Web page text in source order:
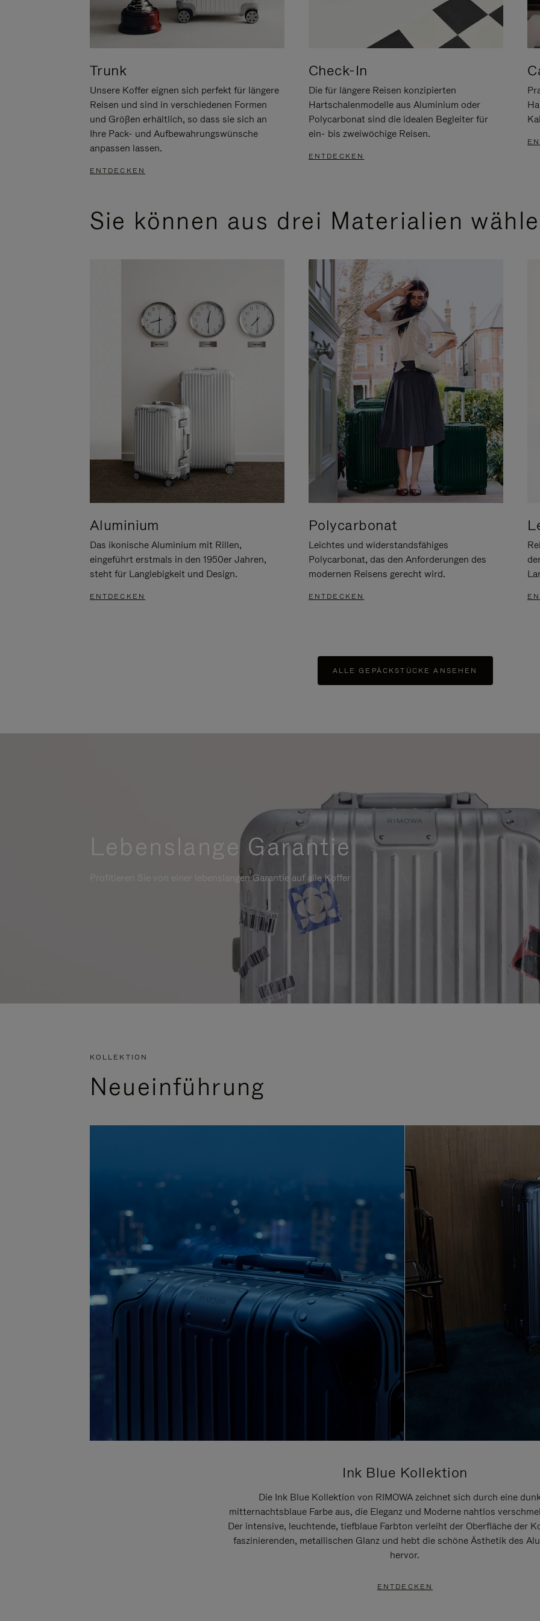
Trunk
Unsere Koffer eignen sich perfekt für längere
Reisen und sind in verschiedenen Formen
und Größen erhältlich, so dass sie sich an
Ihre Pack- und Aufbewahrungswünsche
anpassen lassen.
ENTDECKEN
Check-In
Die für längere Reisen konzipierten
Hartschalenmodelle aus Aluminium oder
Polycarbonat sind die idealen Begleiter für
ein- bis zweiwöchige Reisen.
ENTDECKEN
Sie können aus drei Materialien
Aluminium
Das ikonische Aluminium mit Rillen,
eingeführt erstmals in den 1950er Jahren,
steht für Langlebigkeit und Design.
ENTDECKEN
Polycarbonat
Leichtes und widerstandsfähiges
Polycarbonat, das den Anforderungen des
modernen Reisens gerecht wird.
ENTDECKEN
ALLE GEPÄCKSTÜCKE ANSEHEN
Lebenslange Garantie
Profitieren Sie von einer lebenslangen Garantie auf alle Koffer
KOLLEKTION
Neueinführung
Ink Blue Kollektion
Die Ink Blue Kollektion von RIMOWA zeichnet sich durch eine
mitternachtsblaue Farbe aus, die Eleganz und Moderne nahtlos
Der intensive, leuchtende, tiefblaue Farbton verleiht der Oberfläche der
faszinierenden, metallischen Glanz und hebt die schöne Ästhetik des
hervor.
ENTDECKEN